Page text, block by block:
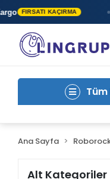
FIRSATI KAÇIRMA
Ana Sayfa
Alt Kategoriler